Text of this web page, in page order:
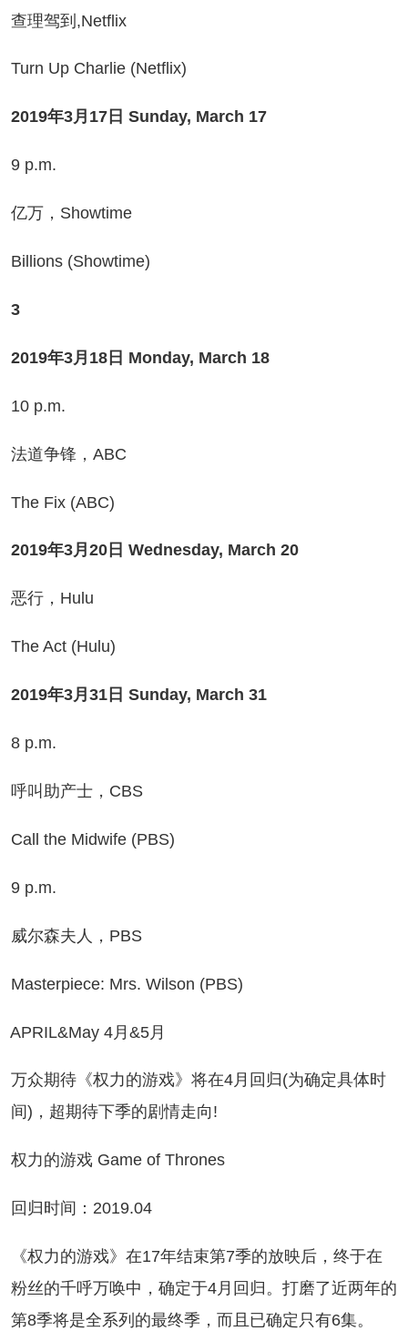
驾到,Netflix
Up Charlie (Netflix)
2019年3月17日 Sunday, March 17
，Showtime
(Showtime)
年3月18日 Monday, March 18
p.m.
争锋，ABC
Fix (ABC)
年3月20日 Wednesday, March 20
，Hulu
Act (Hulu)
年3月31日 Sunday, March 31
助产士，CBS
the Midwife (PBS)
森夫人，PBS
Mrs. Wilson (PBS)
4月&5月
期待《权力的游戏》将在4月回归(为确定具体时
间)，超期待下季的剧情走向!
的游戏 Game of Thrones
时间：2019.04
力的游戏》在17年结束第7季的放映后，终于在
粉丝的千呼万唤中，确定于4月回归。打磨了近两年的
第8季将是全系列的最终季，而且已确定只有6集。